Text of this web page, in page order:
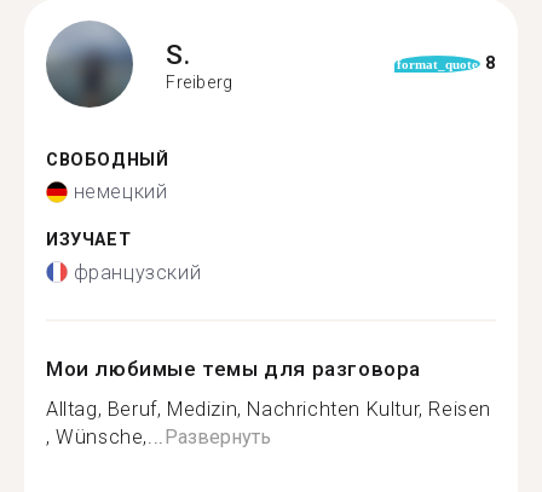
S.
Freiberg
format_quote 8
СВОБОДНЫЙ
немецкий
ИЗУЧАЕТ
французский
Мои любимые темы для разговора
Alltag, Beruf, Medizin, Nachrichten Kultur, Reisen
, Wünsche,... Развернуть